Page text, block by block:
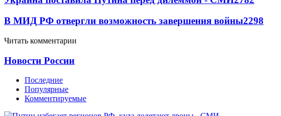
В МИД РФ отвергли возможность завершения войны2298
Читать комментарии
Новости России
Последние
Популярные
Комментируемые